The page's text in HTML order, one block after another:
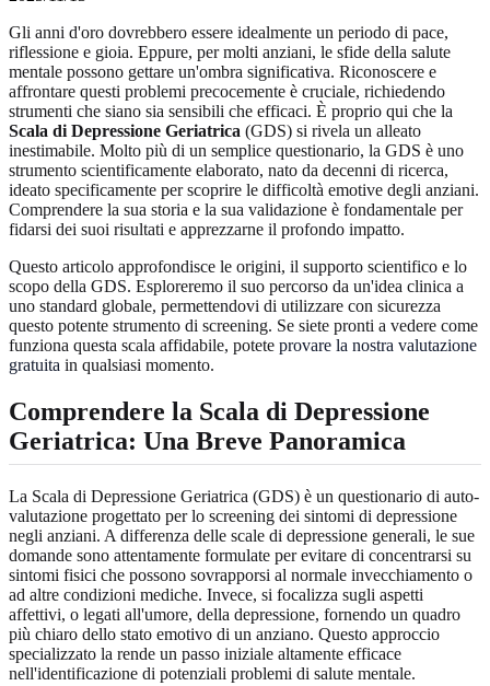
Gli anni d'oro dovrebbero essere idealmente un periodo di pace,
riflessione e gioia. Eppure, per molti anziani, le sfide della salute
mentale possono gettare un'ombra significativa. Riconoscere e
affrontare questi problemi precocemente è cruciale, richiedendo
strumenti che siano sia sensibili che efficaci. È proprio qui che la
Scala di Depressione Geriatrica (GDS) si rivela un alleato
inestimabile. Molto più di un semplice questionario, la GDS è uno
strumento scientificamente elaborato, nato da decenni di ricerca,
ideato specificamente per scoprire le difficoltà emotive degli anziani.
Comprendere la sua storia e la sua validazione è fondamentale per
fidarsi dei suoi risultati e apprezzarne il profondo impatto.
Questo articolo approfondisce le origini, il supporto scientifico e lo
scopo della GDS. Esploreremo il suo percorso da un'idea clinica a
uno standard globale, permettendovi di utilizzare con sicurezza
questo potente strumento di screening. Se siete pronti a vedere come
funziona questa scala affidabile, potete provare la nostra valutazione
gratuita in qualsiasi momento.
Comprendere la Scala di Depressione
Geriatrica: Una Breve Panoramica
La Scala di Depressione Geriatrica (GDS) è un questionario di auto-
valutazione progettato per lo screening dei sintomi di depressione
negli anziani. A differenza delle scale di depressione generali, le sue
domande sono attentamente formulate per evitare di concentrarsi su
sintomi fisici che possono sovrapporsi al normale invecchiamento o
ad altre condizioni mediche. Invece, si focalizza sugli aspetti
affettivi, o legati all'umore, della depressione, fornendo un quadro
più chiaro dello stato emotivo di un anziano. Questo approccio
specializzato la rende un passo iniziale altamente efficace
nell'identificazione di potenziali problemi di salute mentale.